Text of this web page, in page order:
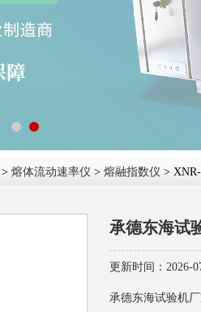
> 熔体流动速率仪 > 熔融指数仪 > XNR-
承德东海试
更新时间：2026-
承德东海试验机